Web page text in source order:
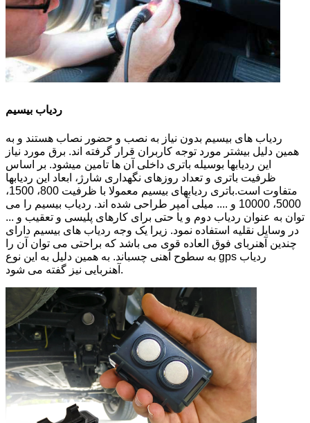
ردیاب بیسیم
ردیاب های بیسیم بدون نیاز به نصب و حضور نصاب هستند و به
همین دلیل بیشتر مورد توجه کاربران قرار گرفته اند. برق مورد نیاز
این ردیابها بوسیله باتری داخلی آن ها تامین میشود. بر اساس
ظرفیت باتری و تعداد روزهای نگهداری شارژ، ابعاد این ردیابها
متفاوت است.باتری ردیابهای بیسیم معمولا با ظرفیت 800، 1500،
5000، 10000 و .... میلی آمپر طراحی شده اند. ردیاب بیسیم را می
توان به عنوان ردیاب دوم و یا حتی برای کارهای پلیسی و تعقیب و ...
در وسایل نقلیه استفاده نمود. زیرا یک وجه ردیاب های بیسیم دارای
چندین آهنربای فوق العاده قوی می باشد که براحتی می توان آن را
به سطوح آهنی چسباند. به همین دلیل به این نوع gps ردیاب
آهنربایی نیز گفته می شود.